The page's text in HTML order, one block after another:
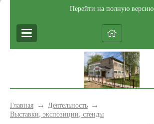
Перейти на полную версию
Главная → Деятельность →
Выставки, экспозиции, стенды